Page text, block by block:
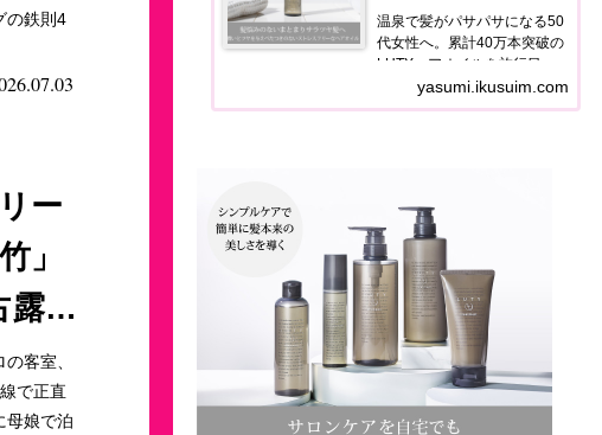
の鉄則4
ー
」
露天
客室、
で正直
母娘で泊
温泉で髪がパサパサになる50
代女性へ。累計40万本突破の
LUTYヘアオイルを旅行目線
で正直レビュー。泉質ダメー
ジ・宿のドライヤー問題を解
yasumi.ikusuim.com